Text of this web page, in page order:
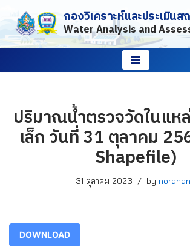
Skip
to
กองวิเคราะห์และประเมิน
Water Analysis and
ปริมาณน้ำตรวจวัดในแห
เล็ก วันที่ 31 ตุลาคม
Shapefile)
31 ตุลาคม 2023 by
DOWNLOAD